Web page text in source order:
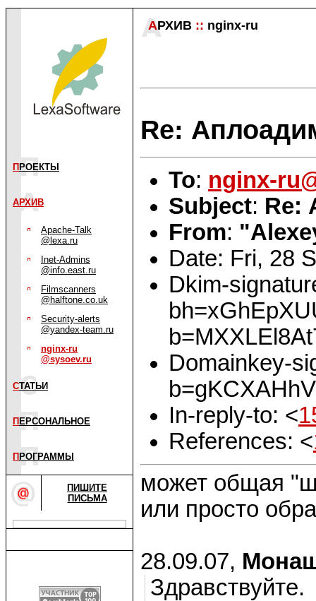
П РОЕКТЫ
АРХИВ
Apache-Talk
@lexa.ru
Inet-Admins
@info.east.ru
Filmscanners
@halftone.co.uk
Security-alerts
@yandex-team.ru
nginx-ru
@sysoev.ru
СТАТЬИ
П ЕРСОНАЛЬНОЕ
П РОГРАММЫ
ПИШИТЕ
ПИСЬМА
АРХИВ :: nginx-ru
Re:
To: nginx-
Subject: Re:
From:
Date: Fri, 28
Dkim-
Domainkey-
In-reply-to: <
References: <
может общая
или просто
28.09.07,
Здравствуйте.